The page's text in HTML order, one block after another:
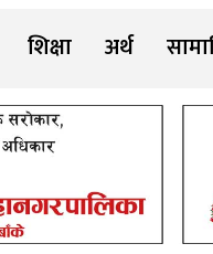
शिक्षा अर्थ